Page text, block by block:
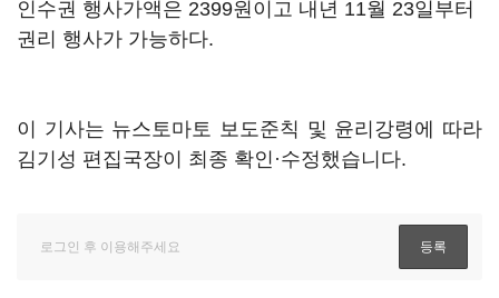
인수권 행사가액은 2399원이고 내년 11월 23일부터
권리 행사가 가능하다.
이 기사는 뉴스토마토 보도준칙 및 윤리강령에 따라
김기성 편집국장이 최종 확인·수정했습니다.